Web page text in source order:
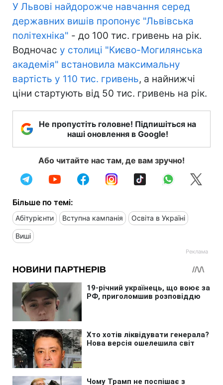
У Львові найдорожче навчання серед
державних вишів пропонує "Львівська
політехніка" - до 100 тис. гривень на рік.
Водночас у столиці "Києво-Могилянська
академія" встановила максимальну
вартість у 110 тис. гривень, а найнижчі
ціни стартують від 50 тис. гривень на рік.
Не пропустіть головне! Підпишіться на
наші оновлення в Google!
Або читайте нас там, де вам зручно!
Більше по темі:
Абітурієнти Вступна кампанія Освіта в Україні
Виші